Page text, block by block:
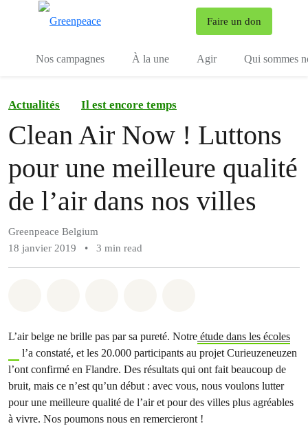
Faire un don
Nos campagnes À la une Agir Qui sommes
Actualités Il est encore temps
Clean Air Now ! Luttons
pour une meilleure qualité
de l’air dans nos villes
Greenpeace Belgium
18 janvier 2019
• 3 min read
L’air belge ne brille pas par sa pureté. Notre étude dans les écoles
l’a constaté, et les 20.000 participants au projet Curieuzeneuzen
l’ont confirmé en Flandre. Des résultats qui ont fait beaucoup de
bruit, mais ce n’est qu’un début : avec vous, nous voulons lutter
pour une meilleure qualité de l’air et pour des villes plus agréables
à vivre. Nos poumons nous en remercieront !